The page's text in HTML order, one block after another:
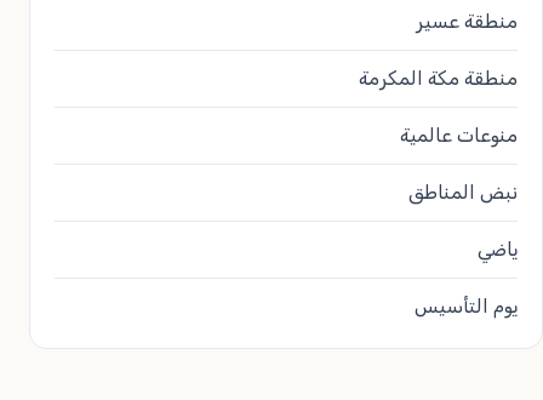
منطقة عسير
منطقة مكة المكرمة
منوعات عالمية
نبض المناطق
ياضي
يوم التأسيس